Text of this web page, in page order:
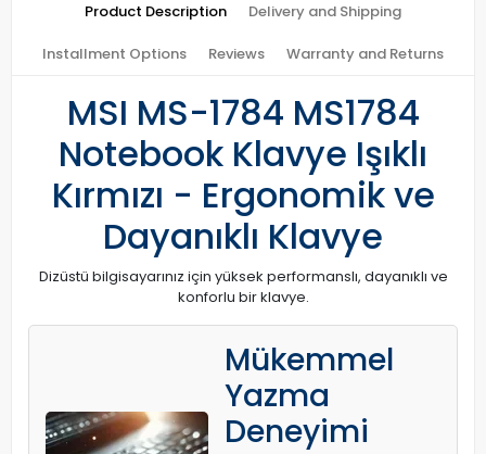
Product Description Delivery and Shipping
Installment Options Reviews Warranty and Returns
MSI MS-1784 MS1784
Notebook Klavye Işıklı
Kırmızı - Ergonomik ve
Dayanıklı Klavye
Dizüstü bilgisayarınız için yüksek performanslı, dayanıklı ve
konforlu bir klavye.
Mükemmel
Yazma
Deneyimi